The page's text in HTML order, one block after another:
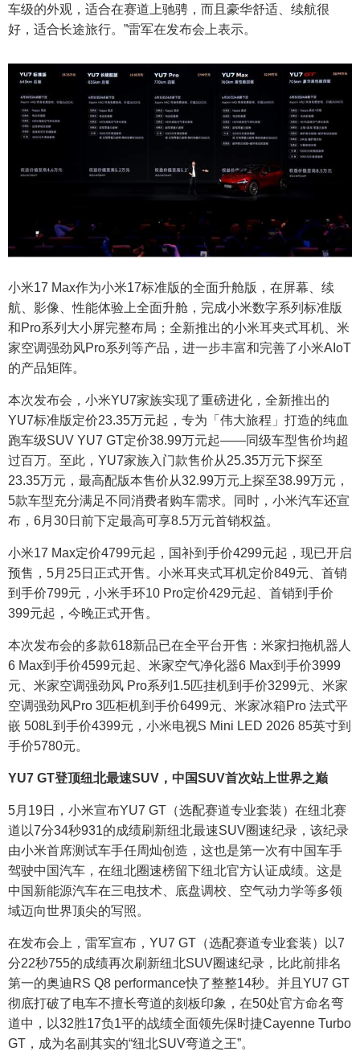
车级的外观，适合在赛道上驰骋，而且豪华舒适、续航很
好，适合长途旅行。”雷军在发布会上表示。
小米17 Max作为小米17标准版的全面升舱版，在屏幕、续
航、影像、性能体验上全面升舱，完成小米数字系列标准版
和Pro系列大小屏完整布局；全新推出的小米耳夹式耳机、米
家空调强劲风Pro系列等产品，进一步丰富和完善了小米AIoT
的产品矩阵。
本次发布会，小米YU7家族实现了重磅进化，全新推出的
YU7标准版定价23.35万元起，专为「伟大旅程」打造的纯血
跑车级SUV YU7 GT定价38.99万元起——同级车型售价均超
过百万。至此，YU7家族入门款售价从25.35万元下探至
23.35万元，最高配版本售价从32.99万元上探至38.99万元，
5款车型充分满足不同消费者购车需求。同时，小米汽车还宣
布，6月30日前下定最高可享8.5万元首销权益。
小米17 Max定价4799元起，国补到手价4299元起，现已开启
预售，5月25日正式开售。小米耳夹式耳机定价849元、首销
到手价799元，小米手环10 Pro定价429元起、首销到手价
399元起，今晚正式开售。
本次发布会的多款618新品已在全平台开售：米家扫拖机器人
6 Max到手价4599元起、米家空气净化器6 Max到手价3999
元、米家空调强劲风 Pro系列1.5匹挂机到手价3299元、米家
空调强劲风Pro 3匹柜机到手价6499元、米家冰箱Pro 法式平
嵌 508L到手价4399元，小米电视S Mini LED 2026 85英寸到
手价5780元。
YU7 GT登顶纽北最速SUV，中国SUV首次站上世界之巅
5月19日，小米宣布YU7 GT（选配赛道专业套装）在纽北赛
道以7分34秒931的成绩刷新纽北最速SUV圈速纪录，该纪录
由小米首席测试车手任周灿创造，这也是第一次有中国车手
驾驶中国汽车，在纽北圈速榜留下纽北官方认证成绩。这是
中国新能源汽车在三电技术、底盘调校、空气动力学等多领
域迈向世界顶尖的写照。
在发布会上，雷军宣布，YU7 GT（选配赛道专业套装）以7
分22秒755的成绩再次刷新纽北SUV圈速纪录，比此前排名
第一的奥迪RS Q8 performance快了整整14秒。并且YU7 GT
彻底打破了电车不擅长弯道的刻板印象，在50处官方命名弯
道中，以32胜17负1平的战绩全面领先保时捷Cayenne Turbo
GT，成为名副其实的“纽北SUV弯道之王”。